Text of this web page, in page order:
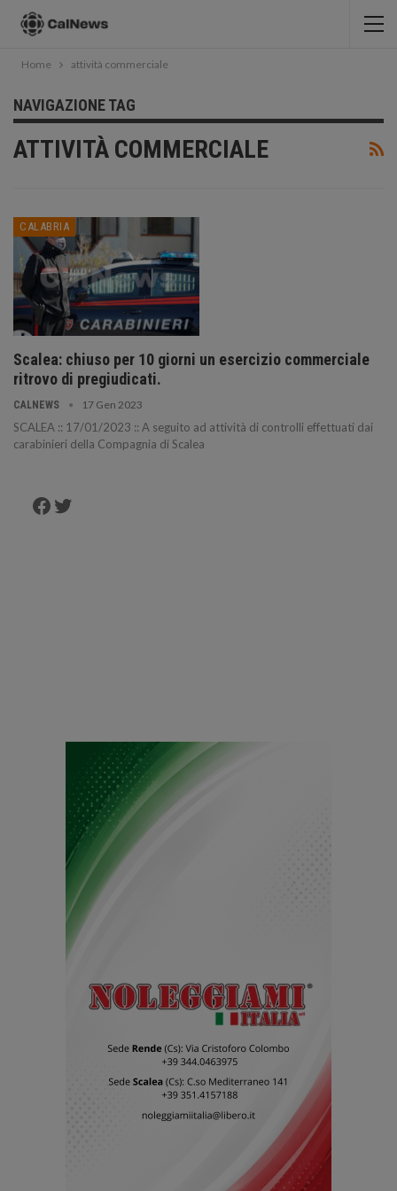
Home attività commerciale
NAVIGAZIONE TAG
ATTIVITÀ COMMERCIALE
CALABRIA
Scalea: chiuso per 10 giorni un esercizio commerciale
ritrovo di pregiudicati.
CALNEWS 17 Gen 2023
SCALEA :: 17/01/2023 :: A seguito ad attività di controlli effettuati dai
carabinieri della Compagnia di Scalea
Facebook
Twitter